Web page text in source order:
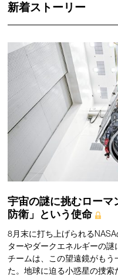
新着ストーリー
宇宙の謎に挑むローマ
防衛」という使命
8月末に打ち上げられる
ターやダークエネルギーの
チームは、この望遠鏡がも
た。地球に迫る小惑星の捜索